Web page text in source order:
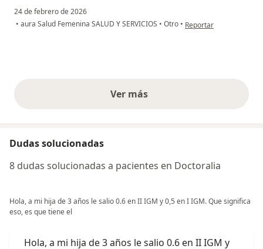
24 de febrero de 2026
• aura Salud Femenina SALUD Y SERVICIOS • Otro • en opinión del usuario
Reportar
Ver másopiniones anteriores
Dudas solucionadas
8 dudas solucionadas a pacientes en Doctoralia
Hola, a mi hija de 3 años le salio 0.6 en II IGM y 0,5 en I IGM. Que significa
eso, es que tiene el
Hola, a mi hija de 3 años le salio 0.6 en II IGM y